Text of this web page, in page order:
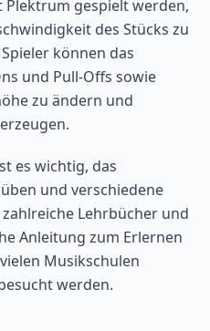
Plektrum gespielt werden,
des Stücks zu
können das
und Pull-Offs sowie
zu ändern und
es wichtig, das
und verschiedene
Lehrbücher und
Anleitung zum Erlernen
Musikschulen
werden.